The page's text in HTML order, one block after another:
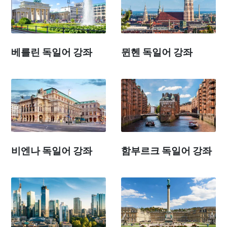
베를린 독일어 강좌 뮌헨 독일어 강좌
비엔나 독일어 강좌 함부르크 독일어 강좌